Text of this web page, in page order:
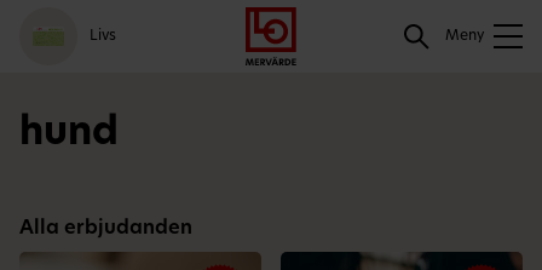
Gå
till
meny
Logga
in
Hoppa
till
innehåll
Livs Meny
Sök
hund
Alla erbjudanden